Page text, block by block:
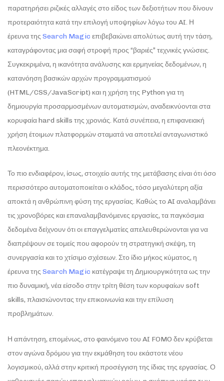
παρατηρήσει ριζικές αλλαγές στο είδος των δεξιοτήτων που δίνουν
προτεραιότητα κατά την επιλογή υποψηφίων λόγω του AI. Η
έρευνα της Search Magic επιβεβαιώνει απολύτως αυτή την τάση,
καταγράφοντας μια σαφή στροφή προς “βαριές” τεχνικές γνώσεις.
Συγκεκριμένα, η ικανότητα ανάλυσης και ερμηνείας δεδομένων, η
κατανόηση βασικών αρχών προγραμματισμού
(HTML/CSS/JavaScript) και η χρήση της Python για τη
δημιουργία προσαρμοσμένων αυτοματισμών, αναδεικνύονται στα
κορυφαία hard skills της χρονιάς. Κατά συνέπεια, η επιφανειακή
χρήση έτοιμων πλατφορμών σταματά να αποτελεί ανταγωνιστικό
πλεονέκτημα.
Το πιο ενδιαφέρον, ίσως, στοιχείο αυτής της μετάβασης είναι ότι όσο
περισσότερο αυτοματοποιείται ο κλάδος, τόσο μεγαλύτερη αξία
αποκτά η ανθρώπινη φύση της εργασίας. Καθώς το AI αναλαμβάνει
τις χρονοβόρες και επαναλαμβανόμενες εργασίες, τα παγκόσμια
δεδομένα δείχνουν ότι οι επαγγελματίες απελευθερώνονται για να
διαπρέψουν σε τομείς που αφορούν τη στρατηγική σκέψη, τη
συνεργασία και το χτίσιμο σχέσεων. Στο ίδιο μήκος κύματος, η
έρευνα τηςSearch Magic κατέγραψε τη Δημιουργικότητα ως την
πιο δυναμική, νέα είσοδο στην τρίτη θέση των κορυφαίων soft
skills, πλαισιώνοντας την επικοινωνία και την επίλυση
προβλημάτων.
Η απάντηση, επομένως, στο φαινόμενο του AI FOMO δεν κρύβεται
στον αγώνα δρόμου για την εκμάθηση του εκάστοτε νέου
λογισμικού, αλλά στην κριτική προσέγγιση της ίδιας της εργασίας. Ο